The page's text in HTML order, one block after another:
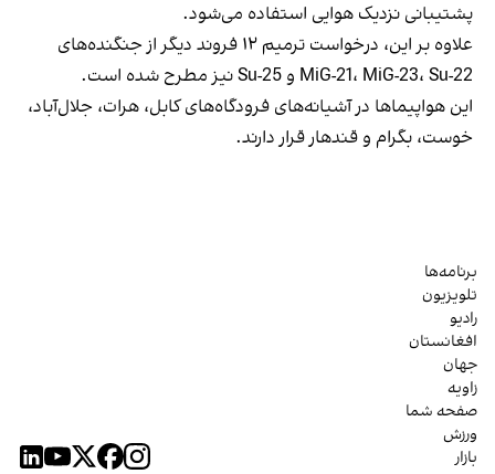
پشتیبانی نزدیک هوایی استفاده می‌شود.
علاوه بر این، درخواست ترمیم ۱۲ فروند دیگر از جنگنده‌های
MiG-21، MiG-23، Su-22 و Su-25 نیز مطرح شده است.
این هواپیماها در آشیانه‌های فرودگاه‌های کابل، هرات، جلال‌آباد،
خوست، بگرام و قندهار قرار دارند.
برنامه‌ها
تلویزیون
رادیو
افغانستان
جهان
زاویه
صفحه شما
ورزش
بازار